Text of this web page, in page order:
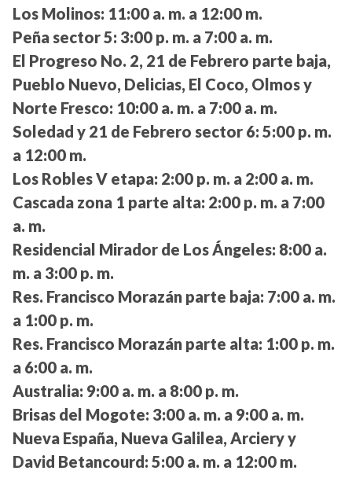
Los Molinos: 11:00 a. m. a 12:00 m.
Peña sector 5: 3:00 p. m. a 7:00 a. m.
El Progreso No. 2, 21 de Febrero parte baja,
Pueblo Nuevo, Delicias, El Coco, Olmos y
Norte Fresco: 10:00 a. m. a 7:00 a. m.
Soledad y 21 de Febrero sector 6: 5:00 p. m.
a 12:00 m.
Los Robles V etapa: 2:00 p. m. a 2:00 a. m.
Cascada zona 1 parte alta: 2:00 p. m. a 7:00
a. m.
Residencial Mirador de Los Ángeles: 8:00 a.
m. a 3:00 p. m.
Res. Francisco Morazán parte baja: 7:00 a. m.
a 1:00 p. m.
Res. Francisco Morazán parte alta: 1:00 p. m.
a 6:00 a. m.
Australia: 9:00 a. m. a 8:00 p. m.
Brisas del Mogote: 3:00 a. m. a 9:00 a. m.
Nueva España, Nueva Galilea, Arciery y
David Betancourd: 5:00 a. m. a 12:00 m.